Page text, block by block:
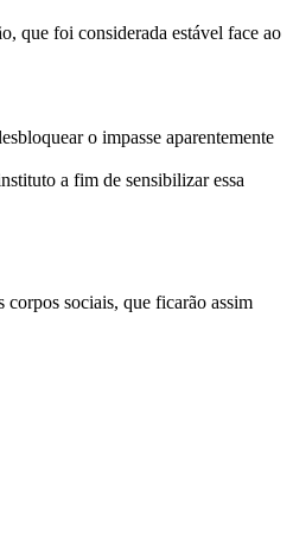
que foi considerada estável face ao
o impasse aparentemente
a fim de sensibilizar essa
sociais, que ficarão assim